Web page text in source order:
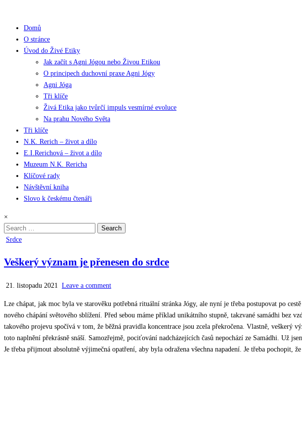
Domů
O stránce
Úvod do Živé Etiky
Jak začít s Agni Jógou nebo Živou Etikou
O principech duchovní praxe Agni Jógy
Agni Jóga
Tři klíče
Živá Etika jako tvůrčí impuls vesmírné evoluce
Na prahu Nového Světa
Tři klíče
N.K. Rerich – život a dílo
E.I.Rerichová – život a dílo
Muzeum N.K. Rericha
Klíčové rady
Návštěvní kniha
Slovo k českému čtenáři
×
Search
for:
Posted
Srdce
Veškerý význam je přenesen do srdce
21. listopadu 2021 Leave a comment
Lze chápat, jak moc byla ve starověku potřebná rituální stránka Jógy, ale nyní je třeba postupovat po
nového chápání světového sblížení. Před sebou máme příklad unikátního stupně, takzvané samádhi
takového projevu spočívá v tom, že běžná pravidla koncentrace jsou zcela překročena. Vlastně,
toto naplnění překrásně snáší. Samozřejmě, pociťování nadcházejících časů nepochází ze Samádhi. Už
Je třeba přijmout absolutně výjimečná opatření, aby byla odražena všechna napadení. Je třeba pochopit,